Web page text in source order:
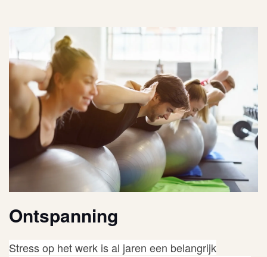
Ontspanning
Stress op het werk is al jaren een belangrijk